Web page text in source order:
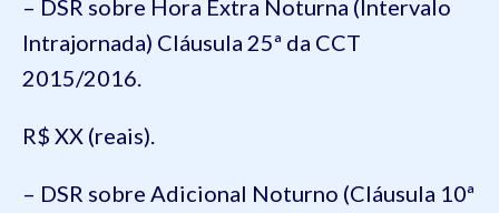
– DSR sobre Hora Extra Noturna (Intervalo
Intrajornada) Cláusula 25ª da CCT
2015/2016.
R$ XX (reais).
– DSR sobre Adicional Noturno (Cláusula 10ª